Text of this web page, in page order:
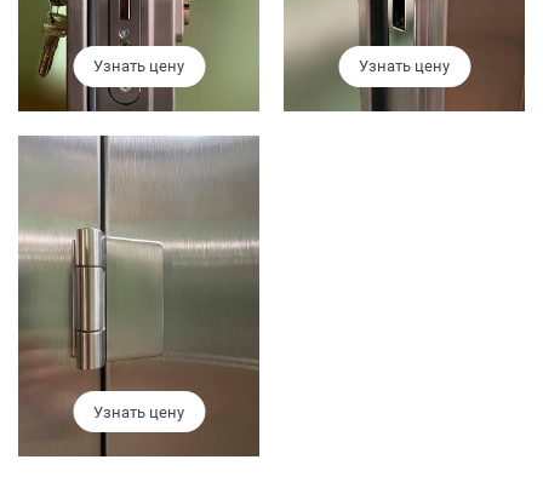
Узнать цену Узнать цену
Узнать цену